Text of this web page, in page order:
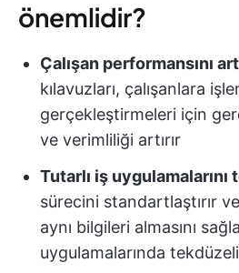
önemlidir?
Çalışan performansını
kılavuzları, çalışanlara
gerçekleştirmeleri için
ve verimliliği artırır
Tutarlı iş uygulamalarını
sürecini standartlaştırır
aynı bilgileri almasını
uygulamalarında